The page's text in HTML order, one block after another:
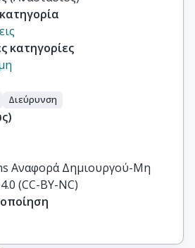
κατηγορίες
Διεύρυνση
Αναφορά Δημιουργού-Μη
(CC-BY-NC)